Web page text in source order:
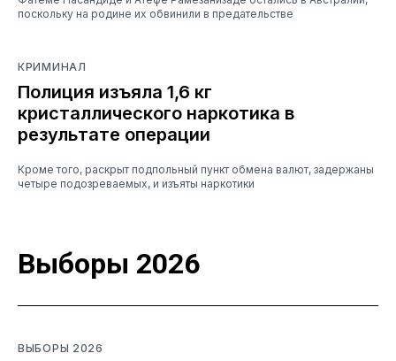
поскольку на родине их обвинили в предательстве
КРИМИНАЛ
Полиция изъяла 1,6 кг
кристаллического наркотика в
результате операции
Кроме того, раскрыт подпольный пункт обмена валют, задержаны
четыре подозреваемых, и изъяты наркотики
Выборы 2026
ВЫБОРЫ 2026